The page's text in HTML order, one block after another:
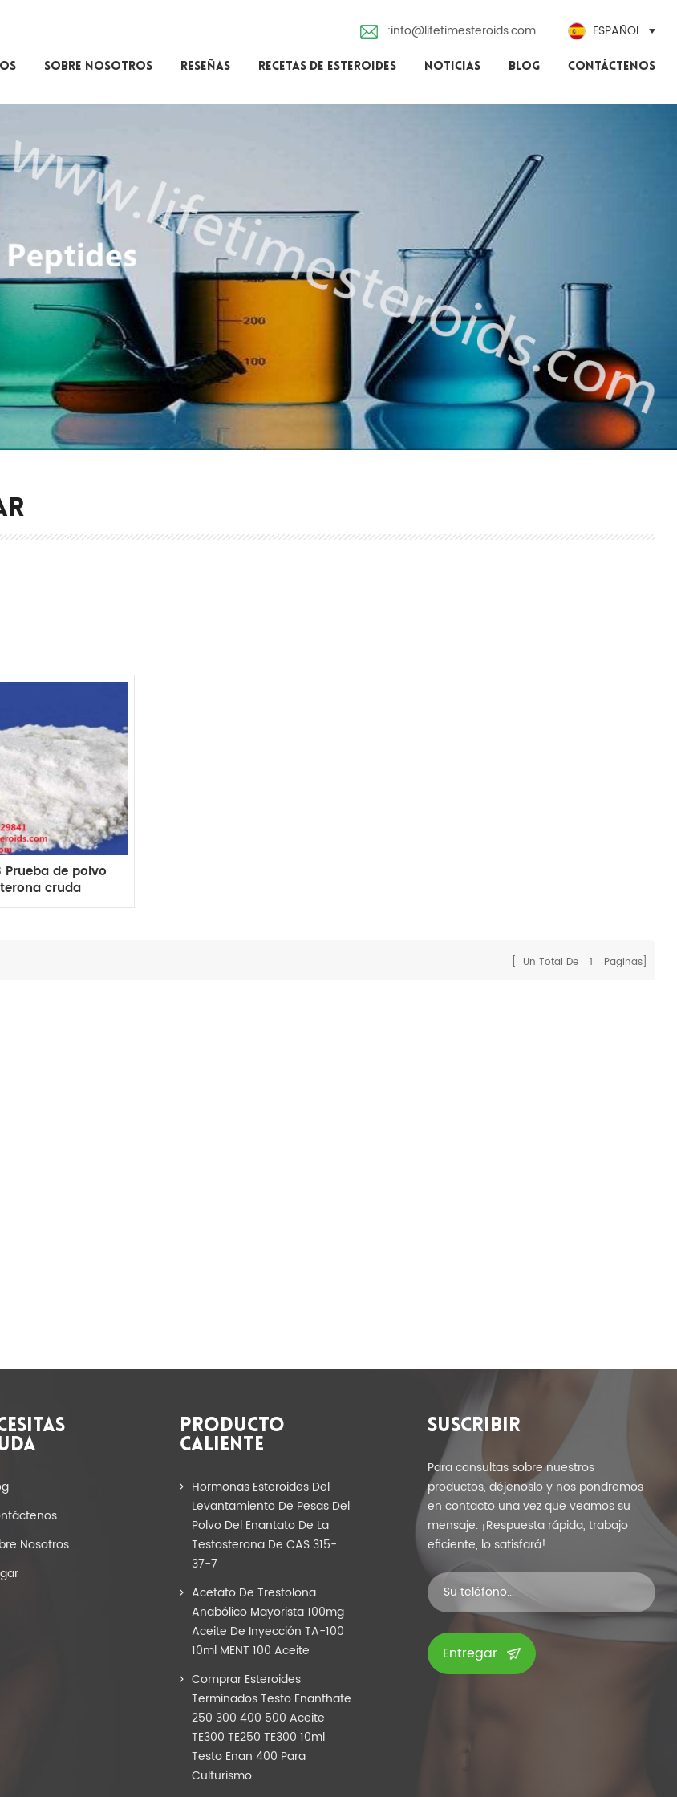
:info@lifetimesteroids.com ESPAÑOL
SOBRE NOSOTROS RESEÑAS RECETAS DE ESTEROIDES NOTICIAS BLOG CONTÁCTENOS
de polvo
cruda
de pérdida de
[ Un Total De 1 Paginas]
Nosotros
PRODUCTO
CALIENTE
Hormonas Esteroides Del
Levantamiento De Pesas Del
Polvo Del Enantato De La
Testosterona De CAS 315-
37-7
Acetato De Trestolona
Anabólico Mayorista 100mg
Aceite De Inyección TA-100
10ml MENT 100 Aceite
Comprar Esteroides
Terminados Testo Enanthate
250 300 400 500 Aceite
TE300 TE250 TE300 10ml
Testo Enan 400 Para
Culturismo
SUSCRIBIR
Para consultas sobre nuestros
productos, déjenoslo y nos pondremos
en contacto una vez que veamos su
mensaje. ¡Respuesta rápida, trabajo
eficiente, lo satisfará!
Entregar